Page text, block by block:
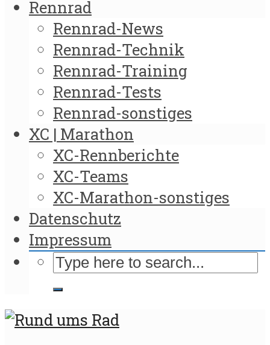
Rennrad
Rennrad-News
Rennrad-Technik
Rennrad-Training
Rennrad-Tests
Rennrad-sonstiges
XC | Marathon
XC-Rennberichte
XC-Teams
XC-Marathon-sonstiges
Datenschutz
Impressum